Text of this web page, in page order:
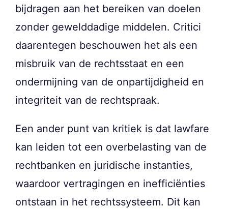
bijdragen aan het bereiken van doelen
zonder gewelddadige middelen. Critici
daarentegen beschouwen het als een
misbruik van de rechtsstaat en een
ondermijning van de onpartijdigheid en
integriteit van de rechtspraak.
Een ander punt van kritiek is dat lawfare
kan leiden tot een overbelasting van de
rechtbanken en juridische instanties,
waardoor vertragingen en inefficiënties
ontstaan in het rechtssysteem. Dit kan